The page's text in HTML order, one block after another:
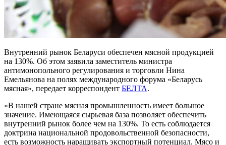
Внутренний рынок Беларуси обеспечен мясной продукцией
на 130%. Об этом заявила заместитель министра
антимонопольного регулирования и торговли Нина
Емельянова на полях международного форума «Беларусь
мясная», передает корреспондент БЕЛТА.
«В нашей стране мясная промышленность имеет большое
значение. Имеющаяся сырьевая база позволяет обеспечить
внутренний рынок более чем на 130%. То есть соблюдается
доктрина национальной продовольственной безопасности,
есть возможность наращивать экспортный потенциал. Мясо и